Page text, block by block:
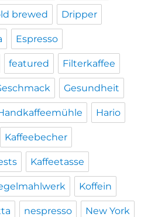
brewed Dripper
Espresso
featured Filterkaffee
Gesundheit
Hario
Kaffeebecher
Kaffeetasse
Koffein
nespresso New York